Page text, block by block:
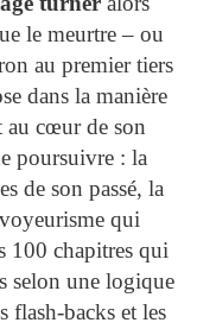
le meurtre – ou
au premier tiers
dans la manière
au cœur de son
poursuivre : la
de son passé, la
qui
100 chapitres qui
selon une logique
flash-backs et les